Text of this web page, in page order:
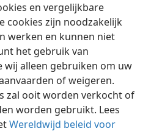
en vergelijkbare
cookies zijn noodzakelijk
werken en kunnen niet
het gebruik van
wij alleen gebruiken om uw
of weigeren.
zal ooit worden verkocht of
worden gebruikt. Lees
Wereldwijd beleid voor
Instellingen
and Tract Society of Pennsylvania
Privacybeleid
Privacyinstellingen
Inloggen